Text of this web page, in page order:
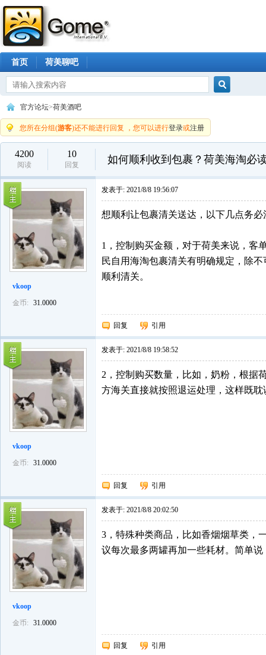
首页 荷美聊吧
官方论坛>荷美酒吧
您所在分组(游客)还不能进行回复 ，您可以进行登录或注册
4200
阅读
10
回复 如何顺利收到包裹？荷美海淘必
vkoop
金币:
31.0000
发表于: 2021/8/8 19:56:07
想顺利让包裹清关送达，以下几点务必
1，控制购买金额，对于荷美来说，客
民自用海淘包裹清关有明确规定，除
顺利清关。
回复 引用
vkoop
金币:
31.0000
发表于: 2021/8/8 19:58:52
2，控制购买数量，比如，奶粉，根据
方海关直接就按照退运处理，这样既
回复 引用
vkoop
金币:
31.0000
发表于: 2021/8/8 20:02:50
3，特殊种类商品，比如香烟烟草类，
议每次最多两罐再加一些耗材。简单
回复 引用